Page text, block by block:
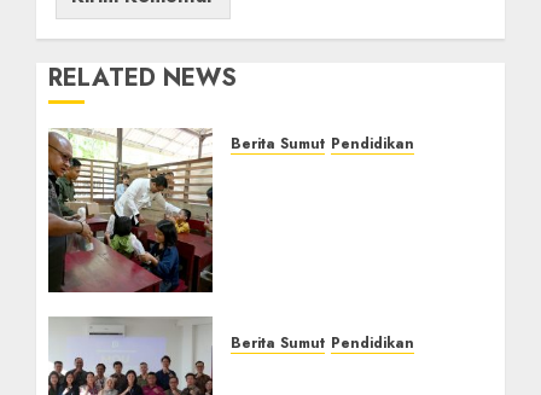
RELATED NEWS
Berita Sumut Pendidikan
Berita Sumut Pendidikan